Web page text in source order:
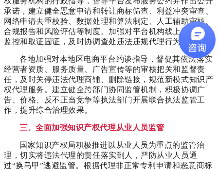
承诺，建立健全恶意申请和转让商标筛查、利益冲突审查、
网络申请去重校验、数据处理和算法制定、人工辅助审核、
合规报告和风险评估等制度。加强对平台机构线上经营行为
监控和取证固证，及时协调查处违法违规代理行为。
各地加强对本地区电商平台约谈指导，督促其依法落实
经营者资质、服务质量、广告宣传等的审核把关和监督责
任，及时关停违法代理商铺、删除链接，规范新模式知识产
权代理服务。建立健全跨部门协同监管机制，积极协调广
告、价格、反不正当竞争等执法部门开展联合执法监管工
作，提升综合治理效果。
三、全面加强知识产权代理从业人员监管
国家知识产权局积极推进以从业人员为重点的监管治
理，切实将违法代理的责任落实到人，严防从业人员通
过“换马甲”逃避监管。根据代理非正常专利申请和恶意商标